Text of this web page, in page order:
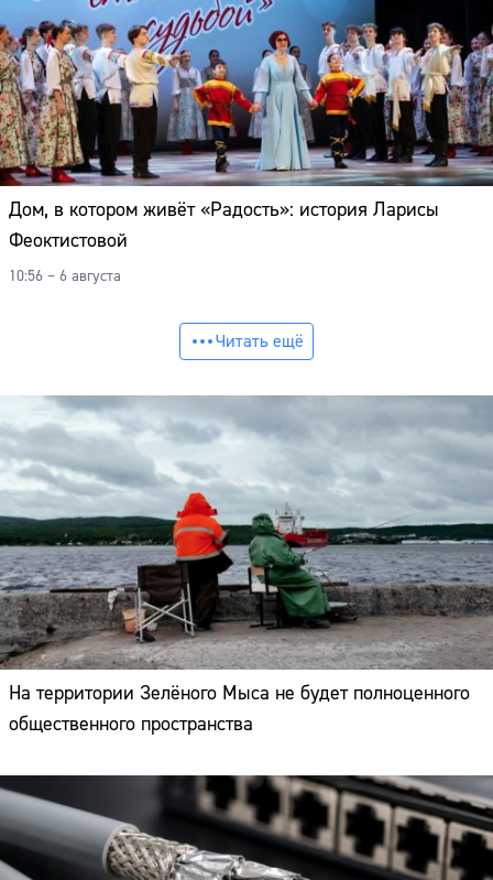
На территории Зелёного Мыса не будет полноценного
общественного пространства
Дом, в котором живёт «Радость»: история Ларисы
Феоктистовой
10:56 – 6 августа
Читать ещё